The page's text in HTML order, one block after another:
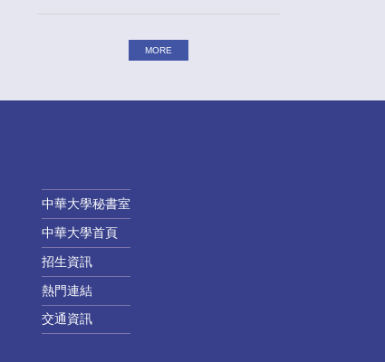
MORE
中華大學秘書室
中華大學首頁
招生資訊
熱門連結
交通資訊